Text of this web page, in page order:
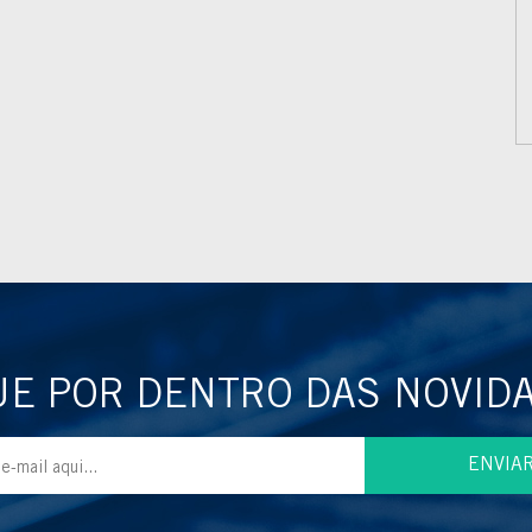
POR DENTRO DAS